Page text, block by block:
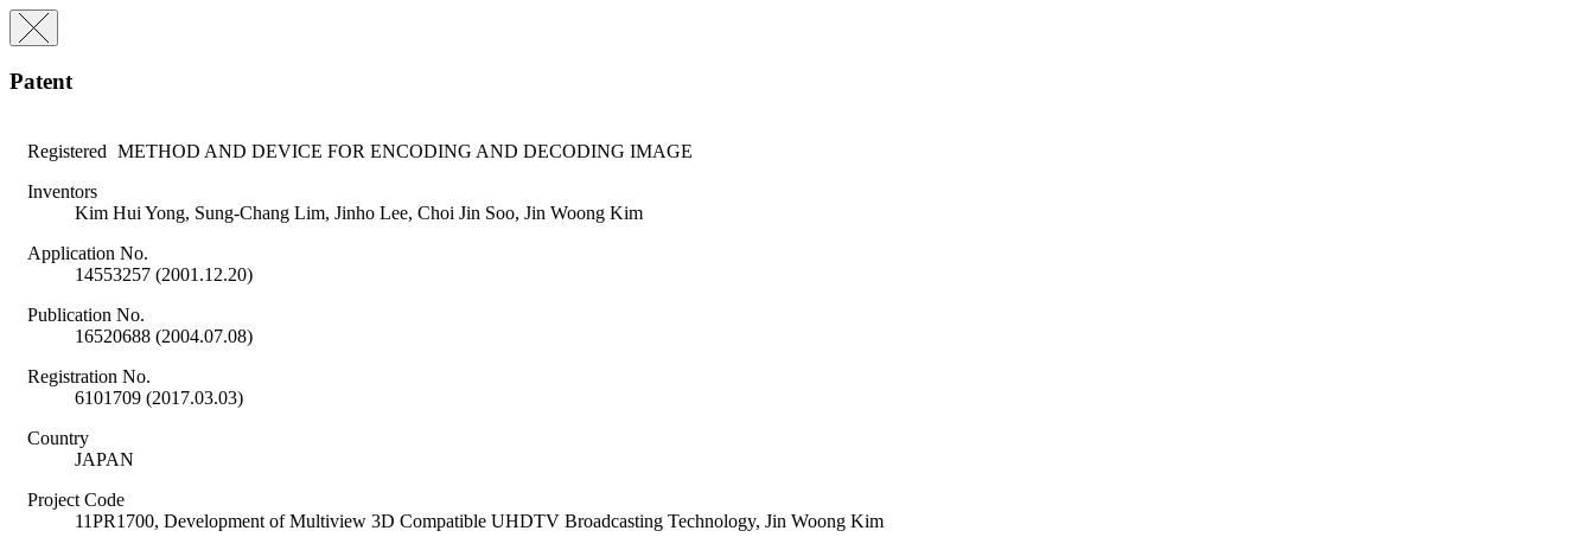
Patent
Registered METHOD AND DEVICE FOR ENCODING AND DECODING IMAGE
Inventors
Kim Hui Yong, Sung-Chang Lim, Jinho Lee, Choi Jin Soo, Jin Woong Kim
Application No.
14553257 (2001.12.20)
Publication No.
16520688 (2004.07.08)
Registration No.
6101709 (2017.03.03)
Country
JAPAN
Project Code
11PR1700, Development of Multiview 3D Compatible UHDTV Broadcasting Technology, Jin Woong Kim